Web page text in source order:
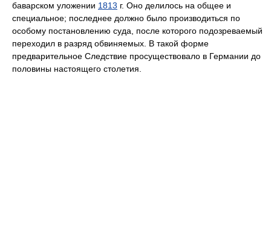
баварском уложении 1813 г. Оно делилось на общее и
специальное; последнее должно было производиться по
особому постановлению суда, после которого подозреваемый
переходил в разряд обвиняемых. В такой форме
предварительное Следствие просуществовало в Германии до
половины настоящего столетия.